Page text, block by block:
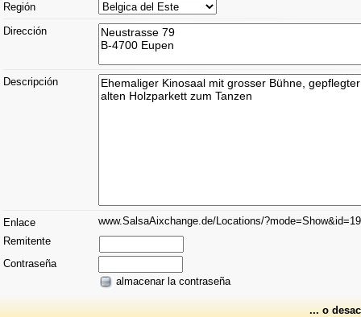
Región
Dirección
Descripción
Enlace
www.SalsaAixchange.de/Locations/
Remitente
Contraseña
almacenar la contraseña
... o